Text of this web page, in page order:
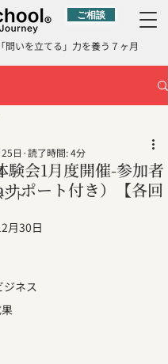
ご相談
問いを立てる」力を養う７ヶ月
ント
ジネス
験会1月度開催-参加者
ポート付き）【各回
日 読了時間: 4分
月30日